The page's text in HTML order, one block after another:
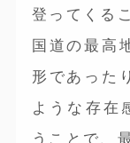
登ってくる
国道の最高
形であった
ような存在
うことで、